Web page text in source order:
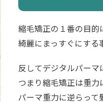
縮毛矯正の１番の目的
綺麗にまっすぐにする
反してデジタルパーマ
つまり縮毛矯正は重力
パーマ重力に逆らって